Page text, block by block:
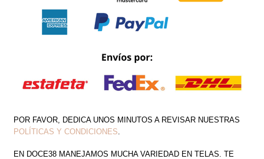
POR FAVOR, DEDICA UNOS MINUTOS A REVISAR NUESTRAS
POLÍTICAS Y CONDICIONES
EN DOCE38 MANEJAMOS MUCHA VARIEDAD EN TELAS. TE